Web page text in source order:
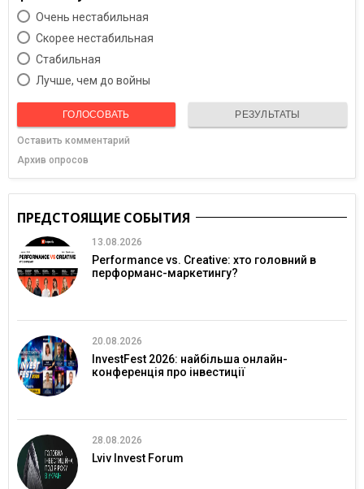
Очень нестабильная
Скорее нестабильная
Cтабильная
Лучше, чем до войны
ГОЛОСОВАТЬ РЕЗУЛЬТАТЫ
Оставить комментарий
Архив опросов
ПРЕДСТОЯЩИЕ СОБЫТИЯ
13.08.2026
Performance vs. Creative: хто головний в
перформанс-маркетингу?
20.08.2026
InvestFest 2026: найбільша онлайн-
конференція про інвестиції
28.08.2026
Lviv Invest Forum